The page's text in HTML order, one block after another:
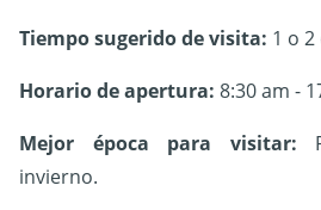
Tiempo sugerido de visita: 1 o 2
Horario de apertura: 8:30 am -
Mejor época para visitar:
invierno.